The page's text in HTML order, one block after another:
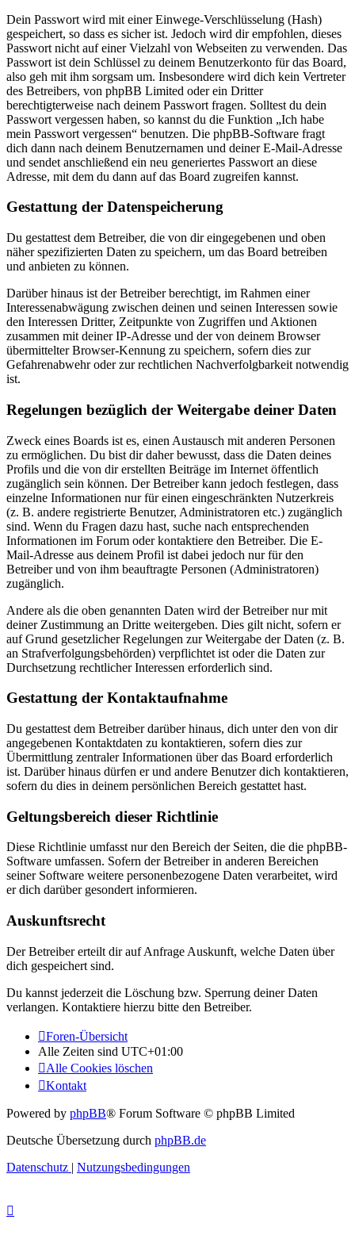
Dein Passwort wird mit einer Einwege-Verschlüsselung (Hash)
gespeichert, so dass es sicher ist. Jedoch wird dir empfohlen, dieses
Passwort nicht auf einer Vielzahl von Webseiten zu verwenden. Das
Passwort ist dein Schlüssel zu deinem Benutzerkonto für das Board,
also geh mit ihm sorgsam um. Insbesondere wird dich kein Vertreter
des Betreibers, von phpBB Limited oder ein Dritter
berechtigterweise nach deinem Passwort fragen. Solltest du dein
Passwort vergessen haben, so kannst du die Funktion „Ich habe
mein Passwort vergessen“ benutzen. Die phpBB-Software fragt
dich dann nach deinem Benutzernamen und deiner E-Mail-Adresse
und sendet anschließend ein neu generiertes Passwort an diese
Adresse, mit dem du dann auf das Board zugreifen kannst.
Gestattung der Datenspeicherung
Du gestattest dem Betreiber, die von dir eingegebenen und oben
näher spezifizierten Daten zu speichern, um das Board betreiben
und anbieten zu können.
Darüber hinaus ist der Betreiber berechtigt, im Rahmen einer
Interessenabwägung zwischen deinen und seinen Interessen sowie
den Interessen Dritter, Zeitpunkte von Zugriffen und Aktionen
zusammen mit deiner IP-Adresse und der von deinem Browser
übermittelter Browser-Kennung zu speichern, sofern dies zur
Gefahrenabwehr oder zur rechtlichen Nachverfolgbarkeit notwendig
ist.
Regelungen bezüglich der Weitergabe deiner Daten
Zweck eines Boards ist es, einen Austausch mit anderen Personen
zu ermöglichen. Du bist dir daher bewusst, dass die Daten deines
Profils und die von dir erstellten Beiträge im Internet öffentlich
zugänglich sein können. Der Betreiber kann jedoch festlegen, dass
einzelne Informationen nur für einen eingeschränkten Nutzerkreis
(z. B. andere registrierte Benutzer, Administratoren etc.) zugänglich
sind. Wenn du Fragen dazu hast, suche nach entsprechenden
Informationen im Forum oder kontaktiere den Betreiber. Die E-
Mail-Adresse aus deinem Profil ist dabei jedoch nur für den
Betreiber und von ihm beauftragte Personen (Administratoren)
zugänglich.
Andere als die oben genannten Daten wird der Betreiber nur mit
deiner Zustimmung an Dritte weitergeben. Dies gilt nicht, sofern er
auf Grund gesetzlicher Regelungen zur Weitergabe der Daten (z. B.
an Strafverfolgungsbehörden) verpflichtet ist oder die Daten zur
Durchsetzung rechtlicher Interessen erforderlich sind.
Gestattung der Kontaktaufnahme
Du gestattest dem Betreiber darüber hinaus, dich unter den von dir
angegebenen Kontaktdaten zu kontaktieren, sofern dies zur
Übermittlung zentraler Informationen über das Board erforderlich
ist. Darüber hinaus dürfen er und andere Benutzer dich kontaktieren,
sofern du dies in deinem persönlichen Bereich gestattet hast.
Geltungsbereich dieser Richtlinie
Diese Richtlinie umfasst nur den Bereich der Seiten, die die phpBB-
Software umfassen. Sofern der Betreiber in anderen Bereichen
seiner Software weitere personenbezogene Daten verarbeitet, wird
er dich darüber gesondert informieren.
Auskunftsrecht
Der Betreiber erteilt dir auf Anfrage Auskunft, welche Daten über
dich gespeichert sind.
Du kannst jederzeit die Löschung bzw. Sperrung deiner Daten
verlangen. Kontaktiere hierzu bitte den Betreiber.
Foren-Übersicht
Alle Zeiten sind UTC+01:00
Alle Cookies löschen
Kontakt
Powered by phpBB® Forum Software © phpBB Limited
Deutsche Übersetzung durch phpBB.de
Datenschutz | Nutzungsbedingungen